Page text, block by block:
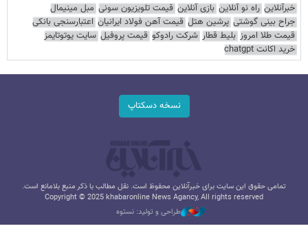
خبرآنلاین راه نو آنلاین بازی آنلاین قیمت تلویزیون سونی مبل مینیمال
جراح بینی گوشتی پرشین هتل قیمت آهن فولاد ایرانیان اعتبارسنجی بانکی
قیمت طلا امروز بلیط قطار شرکت رادوکو قیمت پروفیل سایت یوتوتایمز
خرید اکانت chatgpt
نسخه دسکتاپ
تمامی حقوق این سایت برای خبرآنلاین محفوظ است. نقل مطالب با ذکر منبع بلامانع است.
Copyright © 2025 khabaronline News Agancy, All rights reserved
طراحی و تولید: نستوه